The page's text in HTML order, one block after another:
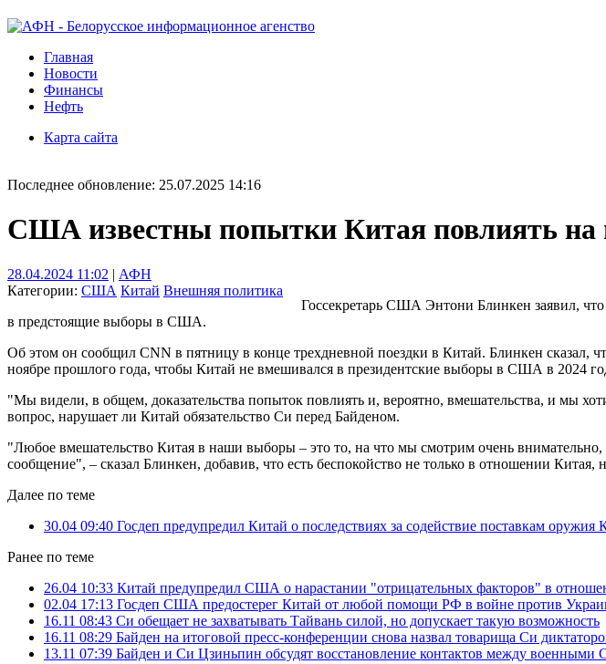
Главная
Новости
Финансы
Нефть
Карта сайта
Последнее обновление: 25.07.2025 14:16
США известны попытки Китая повлиять на
28.04.2024 11:02 | АФН
Категории: США Китай Внешняя политика
Госсекретарь США Энтони Блинкен заявил,
в предстоящие выборы в США.
Об этом он сообщил CNN в пятницу в конце трехдневной поездки в Китай. Блинкен
ноябре прошлого года, чтобы Китай не вмешивался в президентские выборы в США в 2024
"Мы видели, в общем, доказательства попыток повлиять и, вероятно, вмешательства, и мы
вопрос, нарушает ли Китай обязательство Си перед Байденом.
"Любое вмешательство Китая в наши выборы – это то, на что мы смотрим очень
сообщение", – сказал Блинкен, добавив, что есть беспокойство не только в отношении Китая,
Далее по теме
30.04 09:40 Госдеп предупредил Китай о последствиях за содействие поставкам
Ранее по теме
26.04 10:33 Китай предупредил США о нарастании "отрицательных факторов" в
02.04 17:13 Госдеп США предостерег Китай от любой помощи РФ в войне против
16.11 08:43 Си обещает не захватывать Тайвань силой, но допускает такую возможность
16.11 08:29 Байден на итоговой пресс-конференции снова назвал товарища Си
13.11 07:39 Байден и Си Цзиньпин обсудят восстановление контактов между